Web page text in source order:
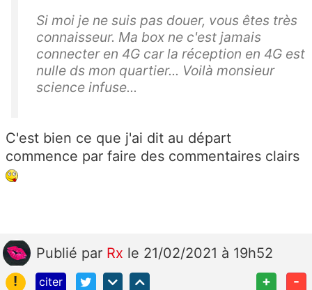
Si moi je ne suis pas douer, vous êtes très
connaisseur. Ma box ne c'est jamais
connecter en 4G car la réception en 4G est
nulle ds mon quartier... Voilà monsieur
science infuse...
C'est bien ce que j'ai dit au départ
commence par faire des commentaires clairs
Publié par Rx le 21/02/2021 à 19h52
!
citer + -